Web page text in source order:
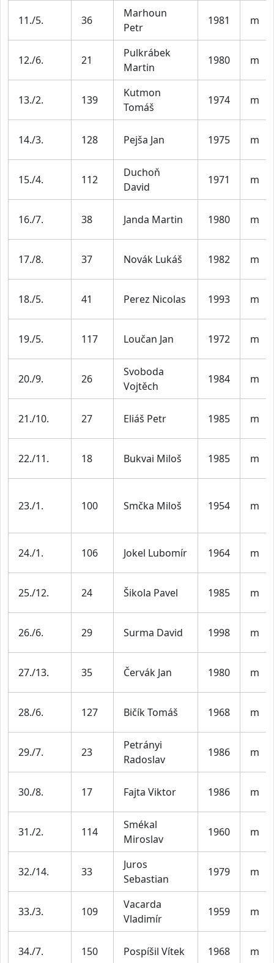
11./5. 36
Marhoun
Petr
1981 m
12./6. 21
Pulkrábek
Martin
1980 m
13./2. 139
Kutmon
Tomáš
1974 m
14./3. 128 Pejša Jan 1975 m
15./4. 112
Duchoň
David
1971 m
16./7. 38 Janda Martin 1980 m
17./8. 37 Novák Lukáš 1982 m
18./5. 41 Perez Nicolas 1993 m
19./5. 117 Loučan Jan 1972 m
20./9. 26
Svoboda
Vojtěch
1984 m
21./10. 27 Eliáš Petr 1985 m
22./11. 18 Bukvai Miloš 1985 m
23./1. 100 Smčka Miloš 1954 m
24./1. 106 Jokel Lubomír 1964 m
25./12. 24 Šikola Pavel 1985 m
26./6. 29 Surma David 1998 m
27./13. 35 Červák Jan 1980 m
28./6. 127 Bičík Tomáš 1968 m
29./7. 23
Petrányi
Radoslav
1986 m
30./8. 17 Fajta Viktor 1986 m
31./2. 114
Smékal
Miroslav
1960 m
32./14. 33
Juros
Sebastian
1979 m
33./3. 109
Vacarda
Vladimír
1959 m
34./7. 150 Pospíšil Vítek 1968 m